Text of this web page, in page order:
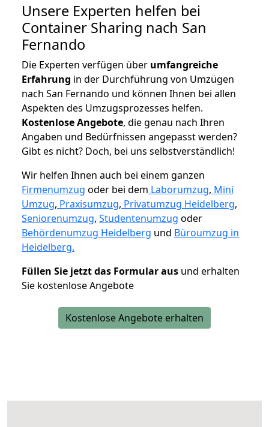
Unsere Experten helfen bei
Container Sharing nach San
Fernando
Die Experten verfügen über umfangreiche
Erfahrung in der Durchführung von Umzügen
nach San Fernando und können Ihnen bei allen
Aspekten des Umzugsprozesses helfen.
Kostenlose Angebote, die genau nach Ihren
Angaben und Bedürfnissen angepasst werden?
Gibt es nicht? Doch, bei uns selbstverständlich!
Wir helfen Ihnen auch bei einem ganzen
Firmenumzug oder bei dem Laborumzug, Mini
Umzug, Praxisumzug, Privatumzug Heidelberg,
Seniorenumzug, Studentenumzug oder
Behördenumzug Heidelberg und Büroumzug in
Heidelberg.
Füllen Sie jetzt das Formular aus und erhalten
Sie kostenlose Angebote
Kostenlose Angebote erhalten